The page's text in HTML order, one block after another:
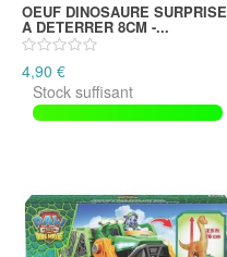
OEUF DINOSAURE SURPRISE
A DETERRER 8CM -...
4,90 €
Stock suffisant